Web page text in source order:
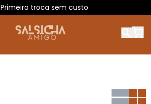
Primeira troca sem custo